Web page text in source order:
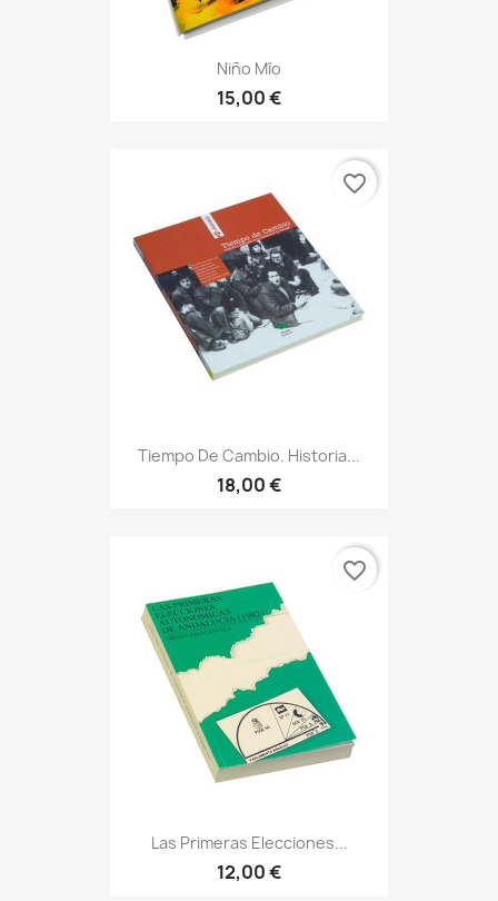
Niño Mío
15,00 €
Tiempo De Cambio. Historia...
18,00 €
favorite_border
Las Primeras Elecciones...
12,00 €
favorite_border